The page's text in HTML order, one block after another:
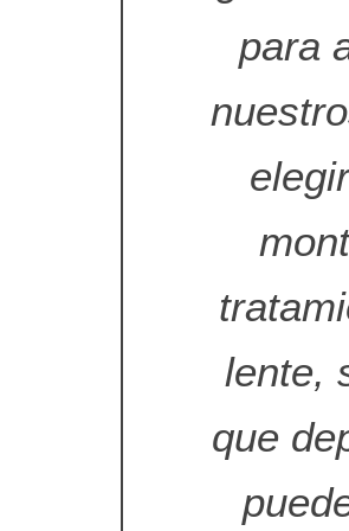
para
lente,
que